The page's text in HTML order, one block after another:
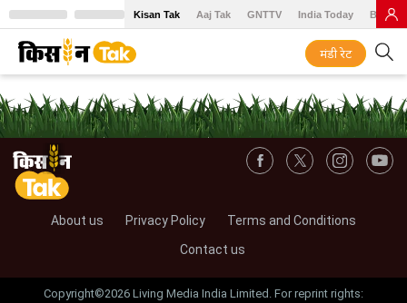
Kisan Tak Aaj Tak GNTTV India Today BT
मंडी रेट
About us Privacy Policy
Terms and Conditions
Contact us
Copyright©2026 Living Media India Limited. For reprint rights: